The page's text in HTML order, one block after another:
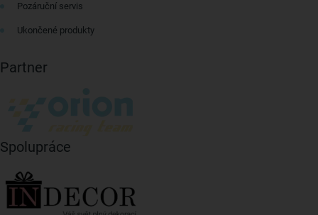
Pozáruční servis
Ukončené produkty
Partner
Spolupráce